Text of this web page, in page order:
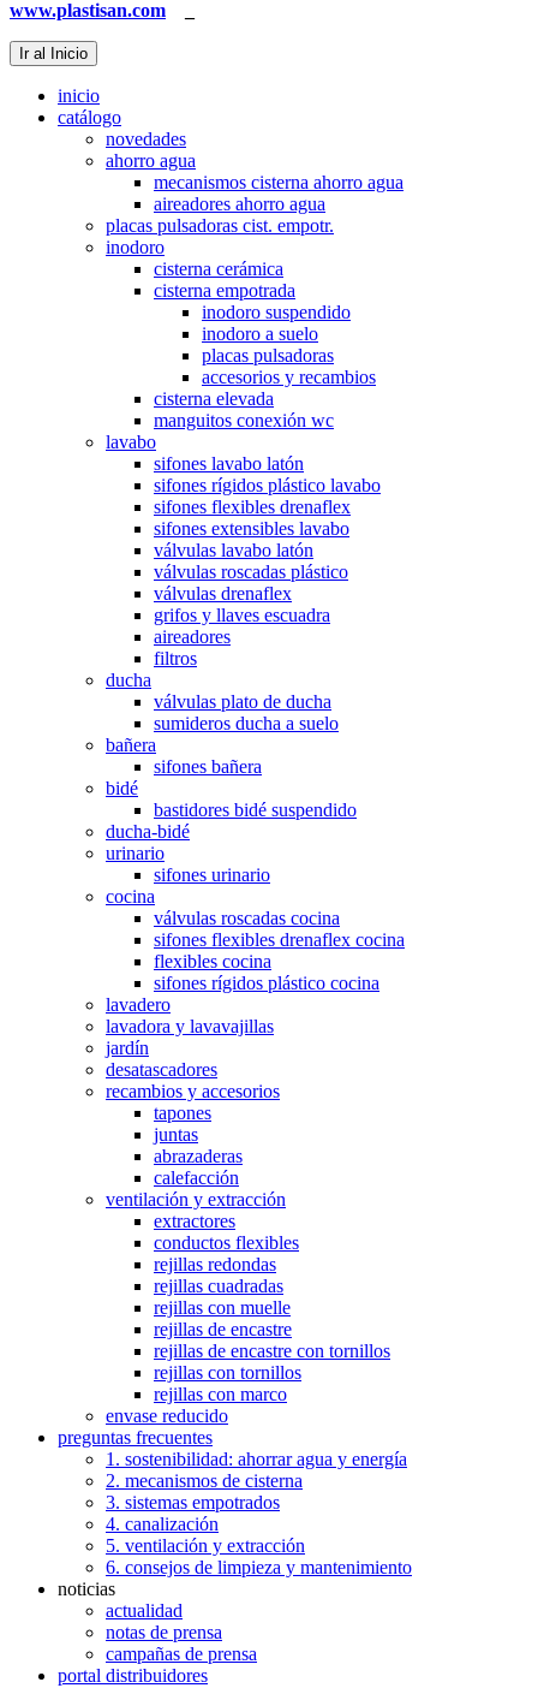
www.plastisan.com
Ir al Inicio
inicio
catálogo
novedades
ahorro agua
mecanismos cisterna ahorro agua
aireadores ahorro agua
placas pulsadoras cist. empotr.
inodoro
cisterna cerámica
cisterna empotrada
inodoro suspendido
inodoro a suelo
placas pulsadoras
accesorios y recambios
cisterna elevada
manguitos conexión wc
lavabo
sifones lavabo latón
sifones rígidos plástico lavabo
sifones flexibles drenaflex
sifones extensibles lavabo
válvulas lavabo latón
válvulas roscadas plástico
válvulas drenaflex
grifos y llaves escuadra
aireadores
filtros
ducha
válvulas plato de ducha
sumideros ducha a suelo
bañera
sifones bañera
bidé
bastidores bidé suspendido
ducha-bidé
urinario
sifones urinario
cocina
válvulas roscadas cocina
sifones flexibles drenaflex cocina
flexibles cocina
sifones rígidos plástico cocina
lavadero
lavadora y lavavajillas
jardín
desatascadores
recambios y accesorios
tapones
juntas
abrazaderas
calefacción
ventilación y extracción
extractores
conductos flexibles
rejillas redondas
rejillas cuadradas
rejillas con muelle
rejillas de encastre
rejillas de encastre con tornillos
rejillas con tornillos
rejillas con marco
envase reducido
preguntas frecuentes
1. sostenibilidad: ahorrar agua y energía
2. mecanismos de cisterna
3. sistemas empotrados
4. canalización
5. ventilación y extracción
6. consejos de limpieza y mantenimiento
noticias
actualidad
notas de prensa
campañas de prensa
portal distribuidores